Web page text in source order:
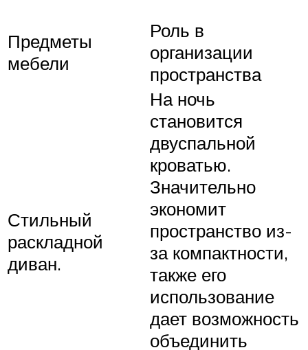
Предметы
мебели
Роль в
организации
пространства
Стильный
раскладной
диван.
На ночь
становится
двуспальной
кроватью.
Значительно
экономит
пространство из-
за компактности,
также его
использование
дает возможность
объединить